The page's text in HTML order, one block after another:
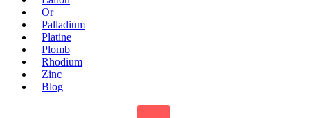
Or
Palladium
Platine
Plomb
Rhodium
Zinc
Blog